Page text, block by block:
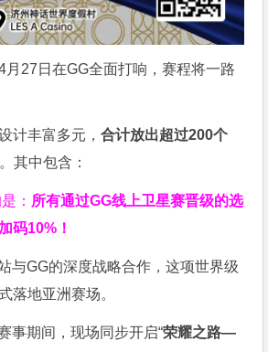
月27日在GG全面打响，赛程将一路
计丰富多元，合计放出超过200个
。其中包含：
： 所有通过GG线上卫星赛晋级的选
码10% ！
与GG的深度战略合作，这项世界级
落地亚洲赛场。
事期间，现场同步开启“荣耀之路—